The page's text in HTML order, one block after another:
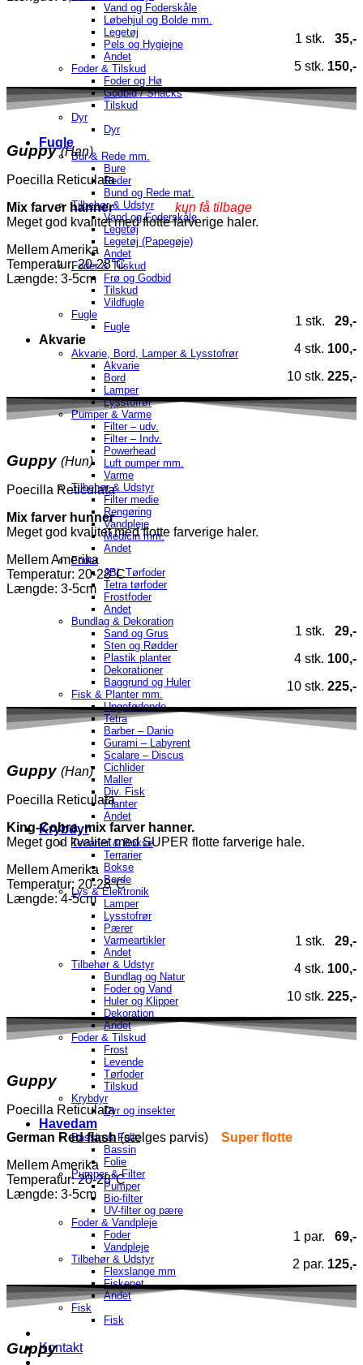
Vand og Foderskåle
Løbehjul og Bolde mm.
Legetøj
Pels og Hygiejne
Andet
Foder & Tilskud
Foder og Hø
Godbid / Snacks
Tilskud
Dyr
Dyr
Fugle
Bur & Rede mm.
Bure
Reder
Bund og Rede mat.
Tilbehør & Udstyr
Vand og Foderskåle
Legetøj
Legetøj (Papegøje)
Andet
Foder & Tilskud
Frø og Godbid
Tilskud
Vildfugle
Fugle
Fugle
Akvarie
Akvarie, Bord, Lamper & Lysstofrør
Akvarie
Bord
Lamper
Lysstofrør
Pumper & Varme
Filter – udv.
Filter – Indv.
Powerhead
Luft pumper mm.
Varme
Tilbehør & Udstyr
Filter medie
Rengøring
Vandpleje
Medicin mm.
Andet
Foder
JBL Tørfoder
Tetra tørfoder
Frostfoder
Andet
Bundlag & Dekoration
Sand og Grus
Sten og Rødder
Plastik planter
Dekorationer
Baggrund og Huler
Fisk & Planter mm.
Ungefødende
Tetra
Barber – Danio
Gurami – Labyrent
Scalare – Discus
Cichlider
Maller
Div. Fisk
Planter
Andet
Krybdyr
Terrarier & Bokse
Terrarier
Bokse
Borde
Lys & Elektronik
Lamper
Lysstofrør
Pærer
Varmeartikler
Andet
Tilbehør & Udstyr
Bundlag og Natur
Foder og Vand
Huler og Klipper
Dekoration
Andet
Foder & Tilskud
Frost
Levende
Tørfoder
Tilskud
Krybdyr
Dyr og insekter
Havedam
Bassin & Folie
Bassin
Folie
Pumper & Filter
Pumper
Bio-filter
UV-filter og pære
Foder & Vandpleje
Foder
Vandpleje
Tilbehør & Udstyr
Flexslange mm
Fiskenet
Andet
Fisk
Fisk
Kontakt
1 stk. 35,-
5 stk. 150,-
Guppy (Han)
Poecilla Reticulata
Mix farver hanner kun få tilbage
Meget god kvalitet med flotte farverige haler.
Mellem Amerika
Temperatur: 20-28°C
Længde: 3-5cm
1 stk.
29,-
4 stk. 100,-
10 stk. 225,-
Guppy (Hun)
Poecilla Reticulata
Mix farver hunner
Meget god kvalitet med flotte farverige haler.
Mellem Amerika
Temperatur: 20-28°C
Længde: 3-5cm
1 stk.
29,-
4 stk. 100,-
10 stk. 225,-
Guppy (Han)
Poecilla Reticulata
King-Cobra, mix farver hanner.
Meget god kvalitet med SUPER flotte farverige hale.
Mellem Amerika
Temperatur: 20-28°C
Længde: 4-5cm
1 stk.
29,-
4 stk. 100,-
10 stk. 225,-
Guppy
Poecilla Reticulata
German Red flash(sælges parvis) Super flotte
Mellem Amerika
Temperatur: 20-28°C
Længde: 3-5cm
1 par.
69,-
2 par. 125,-
Guppy